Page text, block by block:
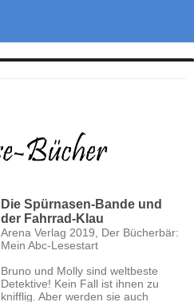
Die Spürnasen-Bande und
der Fahrrad-Klau
Arena Verlag 2019, Der Bücherbär:
Mein Abc-Lesestart
Bruno und Molly sind weltbeste
Detektive! Kein Fall ist ihnen zu
knifflig. Aber werden sie auch